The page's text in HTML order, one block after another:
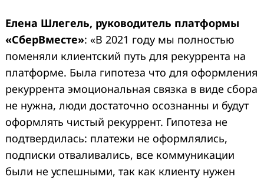
Елена Шлегель, руководитель платформы
«СберВместе»: «В 2021 году мы полностью
поменяли клиентский путь для рекуррента на
платформе. Была гипотеза что для оформления
рекуррента эмоциональная связка в виде сбора
не нужна, люди достаточно осознанны и будут
оформлять чистый рекуррент. Гипотеза не
подтвердилась: платежи не оформлялись,
подписки отваливались, все коммуникации
были не успешными, так как клиенту нужен